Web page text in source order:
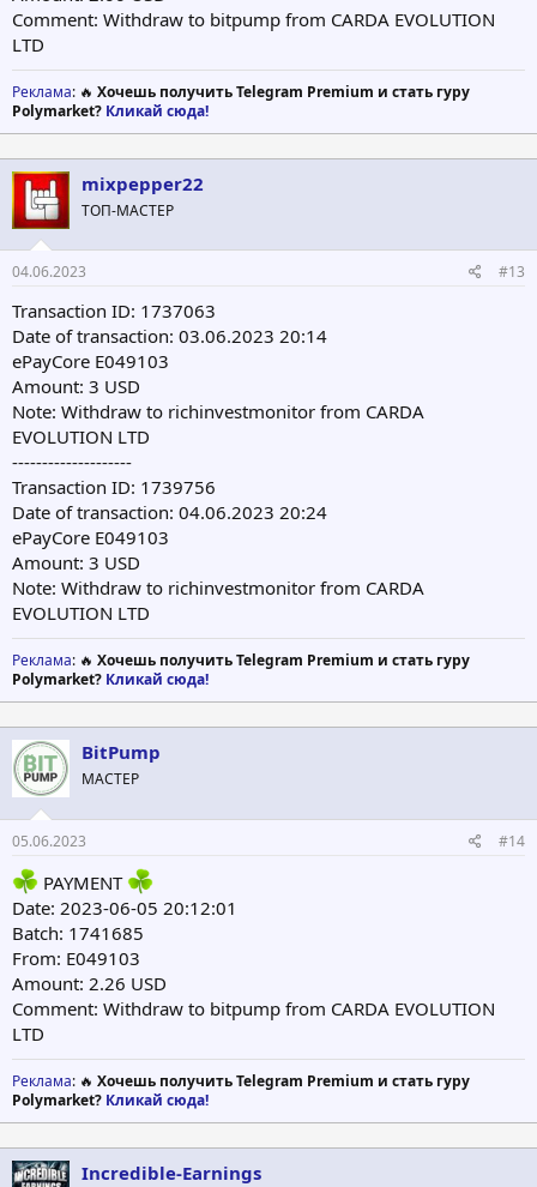
Comment: Withdraw to bitpump from CARDA EVOLUTION
LTD
Реклама: 🔥 Хочешь получить Telegram Premium и стать гуру
Polymarket? Кликай сюда!
mixpepper22
ТОП-МАСТЕР
04.06.2023 #13
Transaction ID: 1737063
Date of transaction: 03.06.2023 20:14
ePayCore E049103
Amount: 3 USD
Note: Withdraw to richinvestmonitor from CARDA
EVOLUTION LTD
--------------------
Transaction ID: 1739756
Date of transaction: 04.06.2023 20:24
ePayCore E049103
Amount: 3 USD
Note: Withdraw to richinvestmonitor from CARDA
EVOLUTION LTD
Реклама: 🔥 Хочешь получить Telegram Premium и стать гуру
Polymarket? Кликай сюда!
BitPump
МАСТЕР
05.06.2023 #14
PAYMENT
Date: 2023-06-05 20:12:01
Batch: 1741685
From: E049103
Amount: 2.26 USD
Comment: Withdraw to bitpump from CARDA EVOLUTION
LTD
Реклама: 🔥 Хочешь получить Telegram Premium и стать гуру
Polymarket? Кликай сюда!
Incredible-Earnings